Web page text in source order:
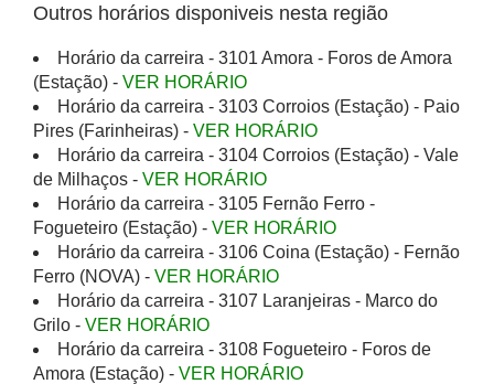
Outros horários disponiveis nesta região
Horário da carreira - 3101 Amora - Foros de Amora
(Estação) - VER HORÁRIO
Horário da carreira - 3103 Corroios (Estação) - Paio
Pires (Farinheiras) - VER HORÁRIO
Horário da carreira - 3104 Corroios (Estação) - Vale
de Milhaços - VER HORÁRIO
Horário da carreira - 3105 Fernão Ferro -
Fogueteiro (Estação) - VER HORÁRIO
Horário da carreira - 3106 Coina (Estação) - Fernão
Ferro (NOVA) - VER HORÁRIO
Horário da carreira - 3107 Laranjeiras - Marco do
Grilo - VER HORÁRIO
Horário da carreira - 3108 Fogueteiro - Foros de
Amora (Estação) - VER HORÁRIO